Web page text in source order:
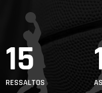
15
RESSALTOS